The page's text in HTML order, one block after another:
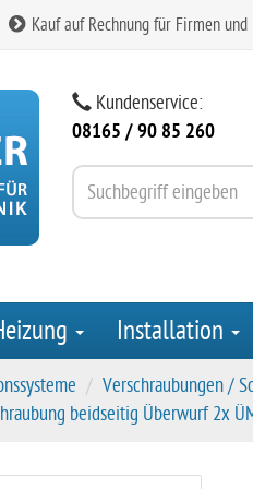
Kauf auf Rechnung für Firmen und
Kundenservice:
08165 / 90 85 260
Installation
Verschraubungen /
beidseitig Überwurf 2x